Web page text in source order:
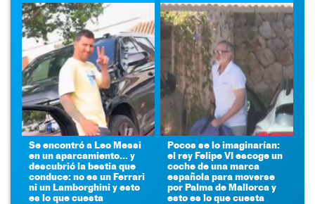
Se encontró a Leo Messi
en un aparcamiento... y
descubrió la bestia que
conduce: no es un Ferrari
ni un Lamborghini y esto
es lo que cuesta
Pocos se lo imaginarían:
el rey Felipe VI escoge un
coche de una marca
española para moverse
por Palma de Mallorca y
esto es lo que cuesta